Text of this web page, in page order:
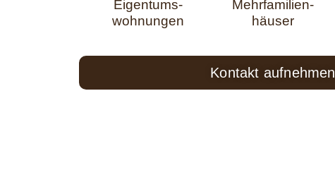
Eigentums-
wohnungen
Mehrfamilien-
häuser
Kontakt aufnehmen